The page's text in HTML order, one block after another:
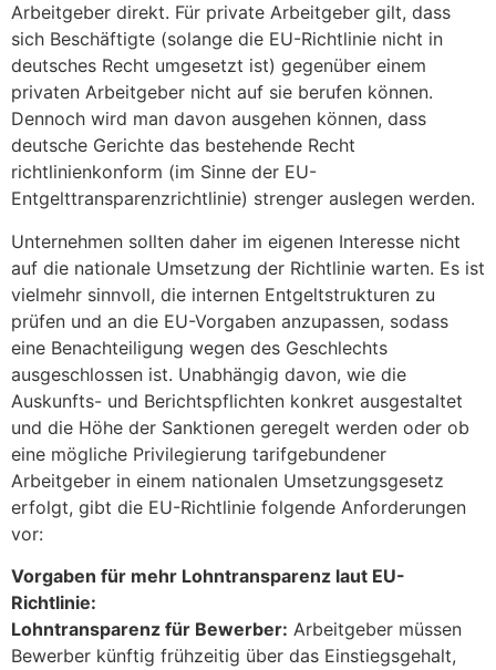
Arbeitgeber direkt. Für private Arbeitgeber gilt, dass
sich Beschäftigte (solange die EU-Richtlinie nicht in
deutsches Recht umgesetzt ist) gegenüber einem
privaten Arbeitgeber nicht auf sie berufen können.
Dennoch wird man davon ausgehen können, dass
deutsche Gerichte das bestehende Recht
richtlinienkonform (im Sinne der EU-
Entgelttransparenzrichtlinie) strenger auslegen werden.
Unternehmen sollten daher im eigenen Interesse nicht
auf die nationale Umsetzung der Richtlinie warten. Es ist
vielmehr sinnvoll, die internen Entgeltstrukturen zu
prüfen und an die EU-Vorgaben anzupassen, sodass
eine Benachteiligung wegen des Geschlechts
ausgeschlossen ist. Unabhängig davon, wie die
Auskunfts- und Berichtspflichten konkret ausgestaltet
und die Höhe der Sanktionen geregelt werden oder ob
eine mögliche Privilegierung tarifgebundener
Arbeitgeber in einem nationalen Umsetzungsgesetz
erfolgt, gibt die EU-Richtlinie folgende Anforderungen
vor:
Vorgaben für mehr Lohntransparenz laut EU-
Richtlinie:
Lohntransparenz für Bewerber: Arbeitgeber müssen
Bewerber künftig frühzeitig über das Einstiegsgehalt,